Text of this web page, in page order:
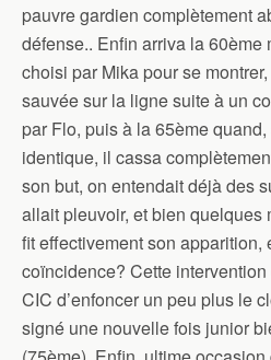
pauvre gardien complètement
défense.. Enfin arriva la 60ème
choisi par Mika pour se
sauvée sur la ligne suite à un
par Flo, puis à la 65ème
identique, il cassa
son but, on entendait déjà des
allait pleuvoir, et bien quelques
fit effectivement son apparition,
coïncidence? Cette
CIC d’enfoncer un peu plus le
signé une nouvelle fois junior